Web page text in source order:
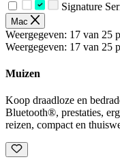
Signature
Mac
Weergegeven: 17 van 25
Weergegeven: 17 van 25
Muizen
Koop draadloze en
Bluetooth®, prestaties,
reizen, compact en